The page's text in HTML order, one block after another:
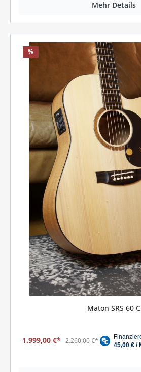
Mehr Details
%
Maton SRS 60 C
1.999,00 €* 2.260,00 €*